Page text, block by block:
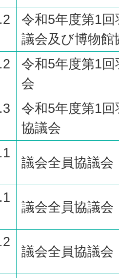
令和5年度第1
議会及び博物館
令和5年度第1
会
令和5年度第1
協議会
議会全員協議会
議会全員協議会
議会全員協議会